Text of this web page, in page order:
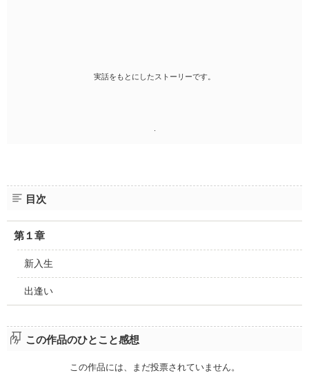
実話をもとにしたストーリーです。
目次
第１章
新入生
出逢い
この作品のひとこと感想
この作品には、まだ投票されていません。